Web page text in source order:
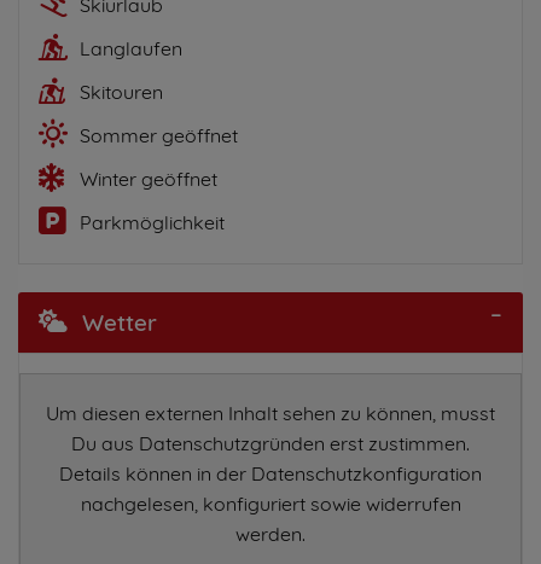
Langlaufen
Skitouren
Sommer geöffnet
Winter geöffnet
Parkmöglichkeit
Wetter
Um diesen externen Inhalt sehen zu können, musst
Du aus Datenschutzgründen erst zustimmen.
Details können in der Datenschutzkonfiguration
nachgelesen, konfiguriert sowie widerrufen
werden.